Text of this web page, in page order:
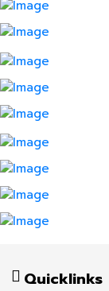
Quicklinks